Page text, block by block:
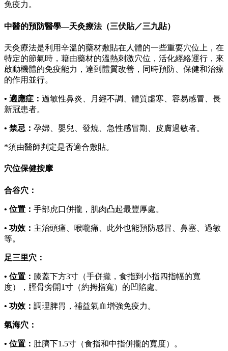
免疫力。
中醫的預防醫學—天灸療法（三伏貼／三九貼）
天灸療法是利用辛溫的藥材敷貼在人體的一些重要穴位上，在
特定的節氣時，藉由藥材的溫熱刺激穴位，活化經絡運行，來
啟動機體的免疫能力，達到體質改善，同時預防、保健和治療
的作用並行。
• 適應症： 過敏性鼻炎、月經不調、體質虛寒、容易感冒、長
新冠患者。
• 禁忌： 孕婦、嬰兒、發燒、急性感冒期、皮膚過敏者。
*須由醫師判定是否適合敷貼。
穴位保健按摩
合谷穴：
• 位置： 手部虎口併攏，肌肉凸起最豐厚處。
• 功效： 主治頭痛、喉嚨痛、此外也能預防感冒、鼻塞、過敏
等。
足三里穴：
• 位置： 膝蓋下方3寸（手併攏，食指到小指四指幅的寬
度），脛骨旁開1寸（約拇指寬）的凹陷處。
• 功效： 調理脾胃，補益氣血增強免疫力。
氣海穴：
• 位置： 肚臍下1.5寸（食指和中指併攏的寬度）。